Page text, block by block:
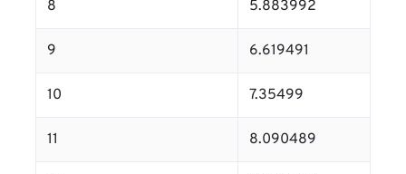
8 5.883992
9 6.619491
10 7.35499
11 8.090489